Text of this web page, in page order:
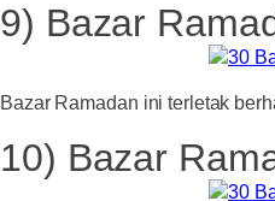
9) Bazar
Bazar Ramadan ini terletak
10) Bazar